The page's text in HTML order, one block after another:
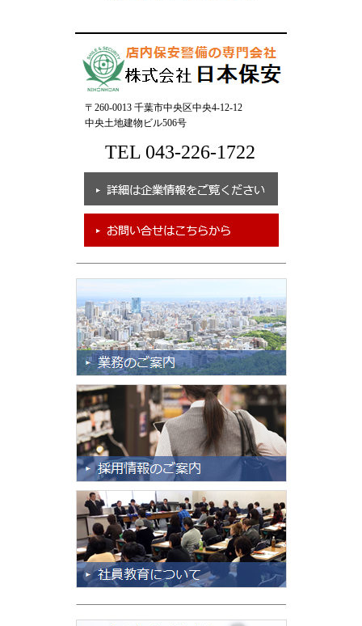
〒260-0013 千葉市中央区中央4-12-12
中央土地建物ビル506号
TEL 043-226-1722